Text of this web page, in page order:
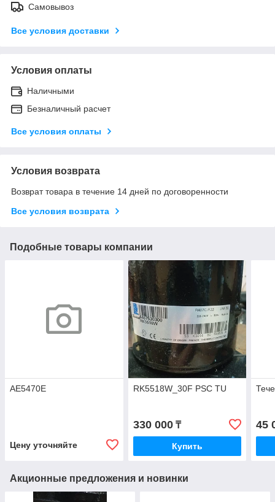
Самовывоз
Все условия доставки
Условия оплаты
Наличными
Безналичный расчет
Все условия оплаты
Условия возврата
Возврат товара в течение 14 дней по договоренности
Все условия возврата
Подобные товары компании
AE5470E
Цену уточняйте
RK5518W_30F PSC TU
330 000₸
Купить
45
Акционные предложения и новинки